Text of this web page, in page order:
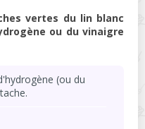
vertes du lin blanc
ou du vinaigre
(ou du